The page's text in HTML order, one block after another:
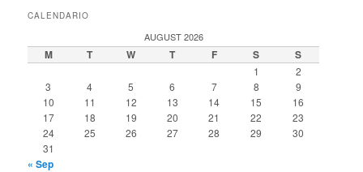
CALENDARIO
AUGUST 2026
M T W T F S S
1
2
3
4 5 6 7 8
9
10
11 12 13 14 15
16
17
18 19 20 21 22
23
24
25 26 27 28 29
30
31
« Sep